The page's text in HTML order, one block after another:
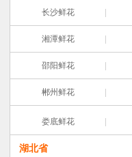
长沙鲜花
湘潭鲜花
邵阳鲜花
郴州鲜花
娄底鲜花
湖北省